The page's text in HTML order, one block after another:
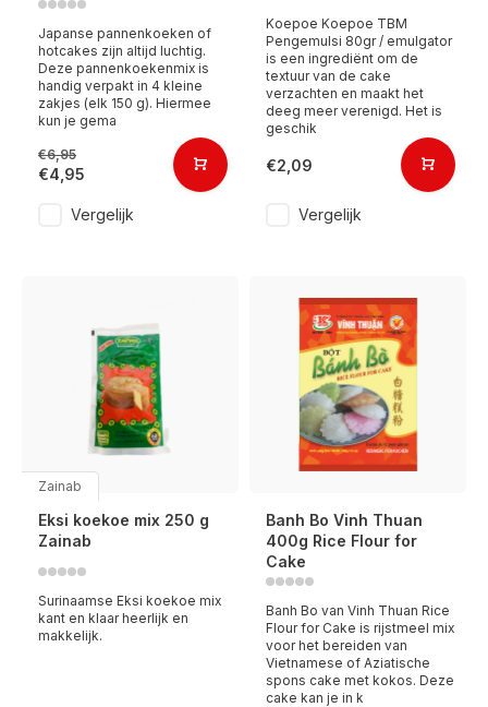
Japanse pannenkoeken of
hotcakes zijn altijd luchtig.
Deze pannenkoekenmix is ​​
handig verpakt in 4 kleine
zakjes (elk 150 g). Hiermee
kun je gema
€6,95
€4,95
Vergelijk
Koepoe Koepoe TBM
Pengemulsi 80gr / emulgator
is een ingrediënt om de
textuur van de cake
verzachten en maakt het
deeg meer verenigd. Het is
geschik
€2,09
Vergelijk
Zainab
Eksi koekoe mix 250 g
Zainab
Surinaamse Eksi koekoe mix
kant en klaar heerlijk en
makkelijk.
Banh Bo Vinh Thuan
400g Rice Flour for
Cake
Banh Bo van Vinh Thuan Rice
Flour for Cake is rijstmeel mix
voor het bereiden van
Vietnamese of Aziatische
spons cake met kokos. Deze
cake kan je in k